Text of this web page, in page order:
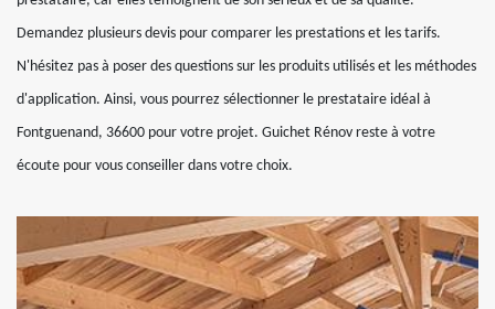
Demandez plusieurs devis pour comparer les prestations et les tarifs.
N'hésitez pas à poser des questions sur les produits utilisés et les méthodes
d'application. Ainsi, vous pourrez sélectionner le prestataire idéal à
Fontguenand, 36600 pour votre projet. Guichet Rénov reste à votre
écoute pour vous conseiller dans votre choix.